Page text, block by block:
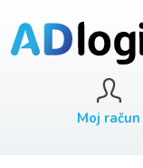
Moj račun